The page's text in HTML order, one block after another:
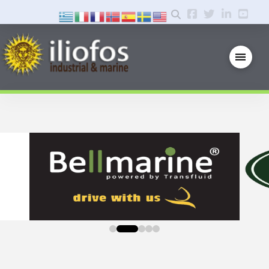
0 1 2 3 4